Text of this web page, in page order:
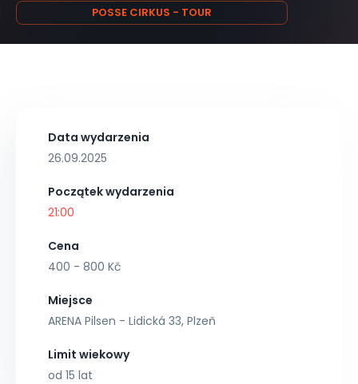
POSSE CIRKUS - TOUR
Data wydarzenia
26.09.2025
Początek wydarzenia
21:00
Cena
400 - 800 Kč
Miejsce
ARENA Pilsen - Lidická 33, Plzeň
Limit wiekowy
od 15 lat